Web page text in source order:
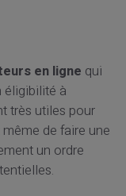
en ligne qui
éligibilité à
très utiles pour
de faire une
un ordre